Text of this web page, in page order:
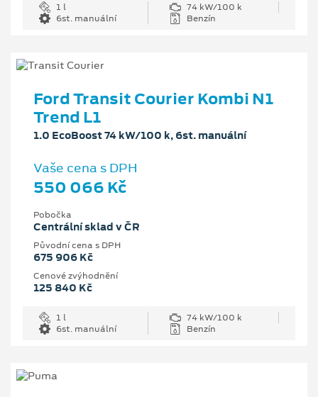
1 l
74 kW/100 k
6st. manuální
Benzín
Ford Transit Courier Kombi N1
Trend L1
1.0 EcoBoost 74 kW/100 k, 6st. manuální
Vaše cena s DPH
550 066 Kč
Pobočka
Centrální sklad v ČR
Původní cena s DPH
675 906 Kč
Cenové zvýhodnění
125 840 Kč
1 l
74 kW/100 k
6st. manuální
Benzín